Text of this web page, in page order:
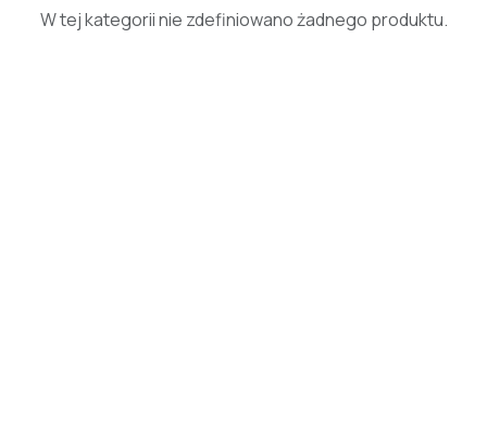
W tej kategorii nie zdefiniowano żadnego produktu.